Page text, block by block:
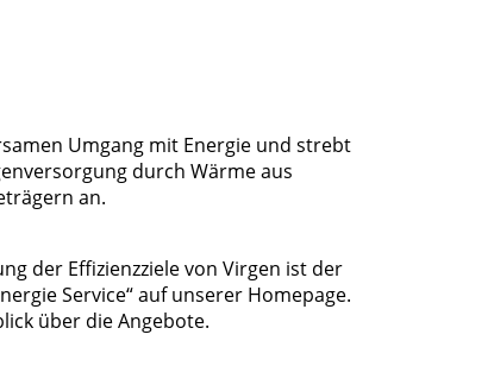
Umgang mit Energie und strebt
durch Wärme aus
an.
der Effizienzziele von Virgen ist der
Service“ auf unserer Homepage.
über die Angebote.